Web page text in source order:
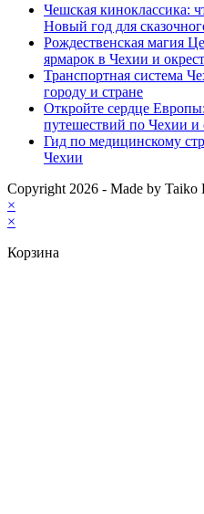
Чешская киноклассика:
Новый год для
Рождественская магия
ярмарок в Чехии и
Транспортная система
городу и стране
Откройте сердце
путешествий по Чехии и
Гид по медицинскому
Чехии
Copyright 2026 - Made by Taiko
×
×
Корзина